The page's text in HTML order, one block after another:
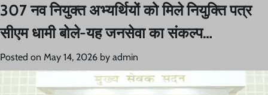
307 नव नियुक्त अभ्यर्थियों को मिले नियुक्ति पत्र
सीएम धामी बोले-यह जनसेवा का संकल्प…
Posted on May 14, 2026 by admin